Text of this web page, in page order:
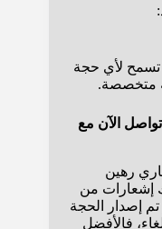
تسمح لأي حجة
متخصصة.
الآن مع
رهين
إشعارات من
إصدار الحجة
فالأفضل